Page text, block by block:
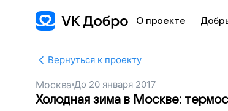
О проекте
Вернуться к проекту
Москва До 20 января 2017
Холодная зима в Москве: